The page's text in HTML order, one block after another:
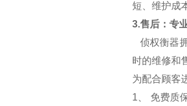
短、维护成
3.售后：专
侦权衡器
时的维修和
为配合顾客
1 、 免费